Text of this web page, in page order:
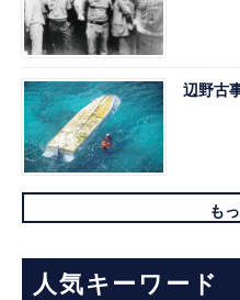
辺野古
も
人気キーワード